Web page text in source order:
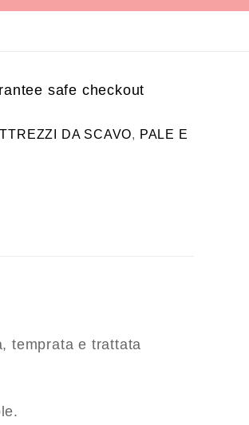
DA SCAVO, PALE E
temprata e trattata